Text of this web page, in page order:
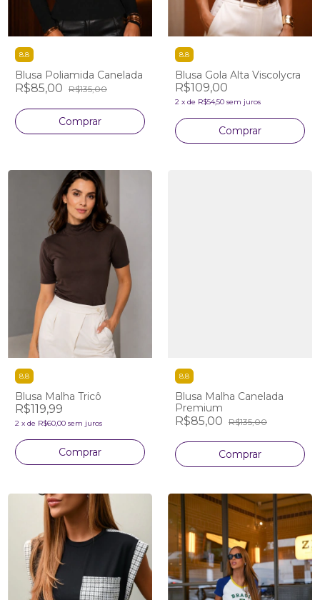
8.8
Blusa Poliamida Canelada
R$85,00 R$135,00
Comprar
8.8
Blusa Gola Alta Viscolycra
R$109,00
2 x de R$54,50 sem juros
Comprar
8.8
Blusa Malha Tricô
R$119,99
2 x de R$60,00 sem juros
Comprar
8.8
Blusa Malha Canelada
Premium
R$85,00 R$135,00
Comprar